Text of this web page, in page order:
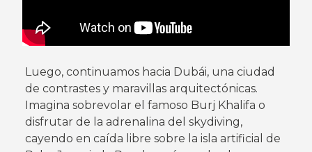
Luego, continuamos hacia Dubái, una ciudad
de contrastes y maravillas arquitectónicas.
Imagina sobrevolar el famoso Burj Khalifa o
disfrutar de la adrenalina del skydiving,
cayendo en caída libre sobre la isla artificial de